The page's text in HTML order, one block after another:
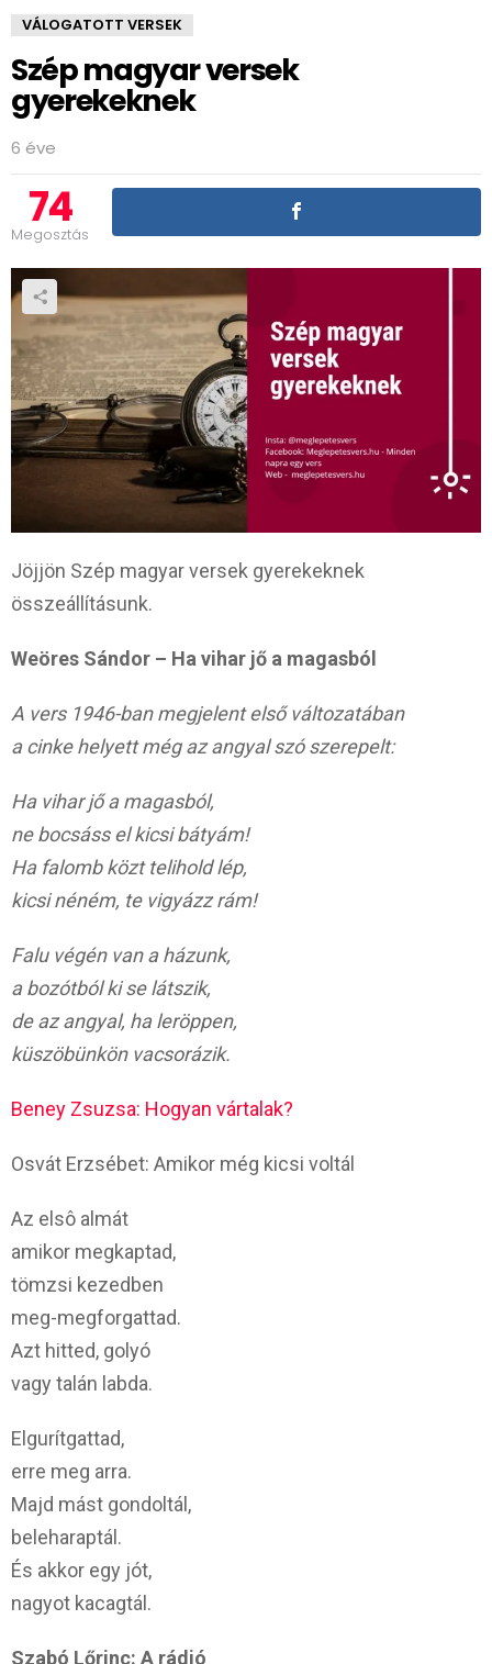
VÁLOGATOTT VERSEK
Szép magyar versek
gyerekeknek
6 éve
74
Megosztás
Jöjjön Szép magyar versek gyerekeknek
összeállításunk.
Weöres Sándor – Ha vihar jő a magasból
A vers 1946-ban megjelent első változatában
a cinke helyett még az angyal szó szerepelt:
Ha vihar jő a magasból,
ne bocsáss el kicsi bátyám!
Ha falomb közt telihold lép,
kicsi néném, te vigyázz rám!
Falu végén van a házunk,
a bozótból ki se látszik,
de az angyal, ha leröppen,
küszöbünkön vacsorázik.
Beney Zsuzsa: Hogyan vártalak?
Osvát Erzsébet: Amikor még kicsi voltál
Az elsô almát
amikor megkaptad,
tömzsi kezedben
meg-megforgattad.
Azt hitted, golyó
vagy talán labda.
Elgurítgattad,
erre meg arra.
Majd mást gondoltál,
beleharaptál.
És akkor egy jót,
nagyot kacagtál.
Szabó Lőrinc: A rádió